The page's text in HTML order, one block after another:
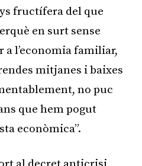
fructífera del que
en surt sense
a l’economia familiar,
mitjanes i baixes
no puc
que hem pogut
econòmica”.